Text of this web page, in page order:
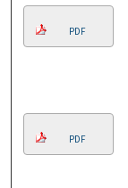
PDF
PDF